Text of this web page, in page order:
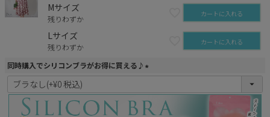
Mサイズ
残りわずか カートに入れる
Lサイズ
残りわずか カートに入れる
同時購入でシリコンブラがお得に買える♪
(
須
)